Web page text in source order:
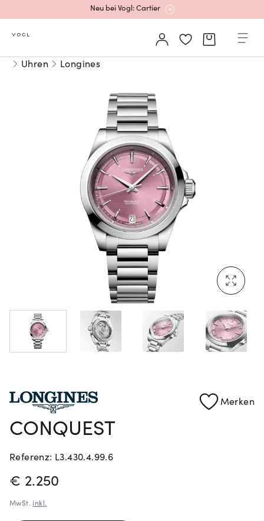
Neu bei Vogl: Uhren von Grand Seiko
Neu bei Vogl: Cartier
Mehr erfahren: Ikonische Uhren von Cartier
Rolex Certified Pre-Owned entdecken
Uhren Longines
Merken
CONQUEST
Referenz: L3.430.4.99.6
PREISINFORMATIONEN
€ 2.250
MwSt. inkl.